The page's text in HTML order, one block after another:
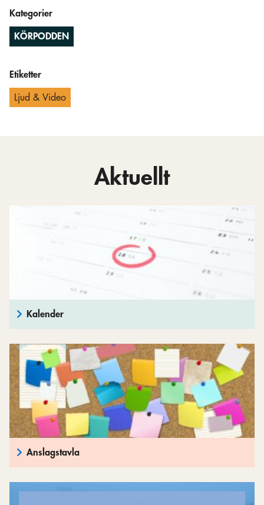
Kategorier
KÖRPODDEN
Etiketter
Ljud & Video
Aktuellt
Kalender
Anslagstavla